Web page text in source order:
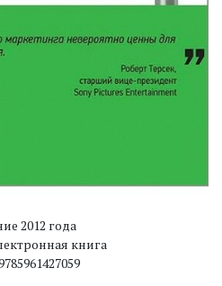
2012 года
книга